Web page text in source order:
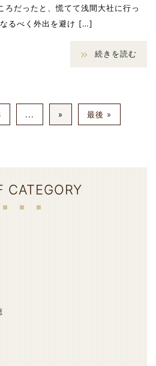
ろだったと、慌てて浅間大社に行っ
るべく外出を避け […]
続きを読む
... » 最後 »
CATEGORY